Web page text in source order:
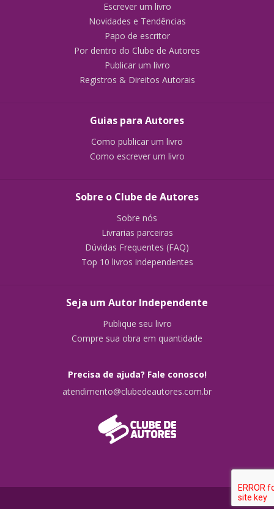
Escrever um livro
Novidades e Tendências
Papo de escritor
Por dentro do Clube de Autores
Publicar um livro
Registros & Direitos Autorais
Guias para Autores
Como publicar um livro
Como escrever um livro
Sobre o Clube de Autores
Sobre nós
Livrarias parceiras
Dúvidas Frequentes (FAQ)
Top 10 livros independentes
Seja um Autor Independente
Publique seu livro
Compre sua obra em quantidade
Precisa de ajuda? Fale conosco!
atendimento@clubedeautores.com.br